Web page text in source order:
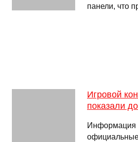
панели, что
Игровой
показали
Информация